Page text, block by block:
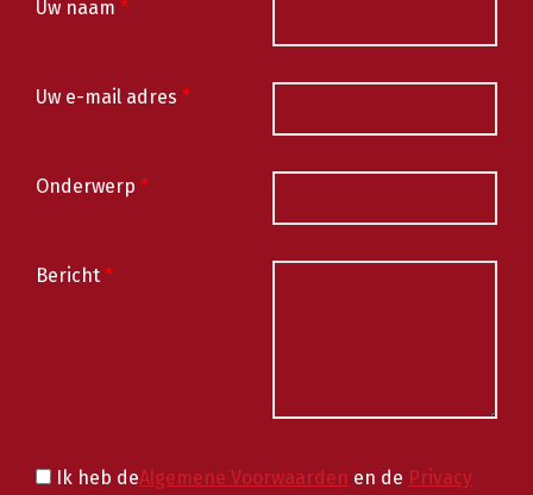
Uw naam *
Uw e-mail adres *
Onderwerp *
Bericht *
Ik heb deAlgemene Voorwaarden en de Privacy